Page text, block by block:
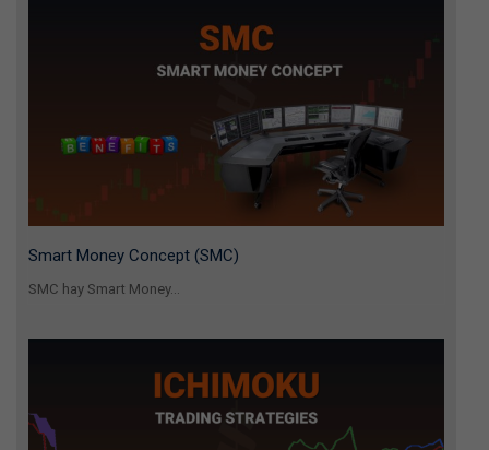
Smart Money Concept (SMC)
SMC hay Smart Money...